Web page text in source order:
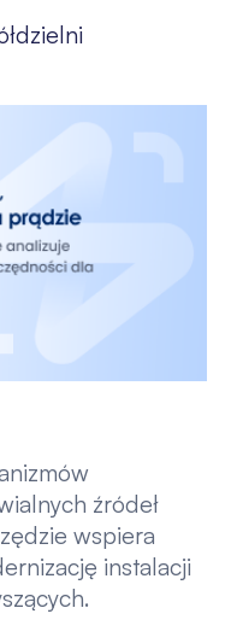
źródeł
wspiera
instalacji